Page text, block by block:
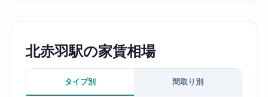
北赤羽駅の家賃相場
タイプ別 間取り別